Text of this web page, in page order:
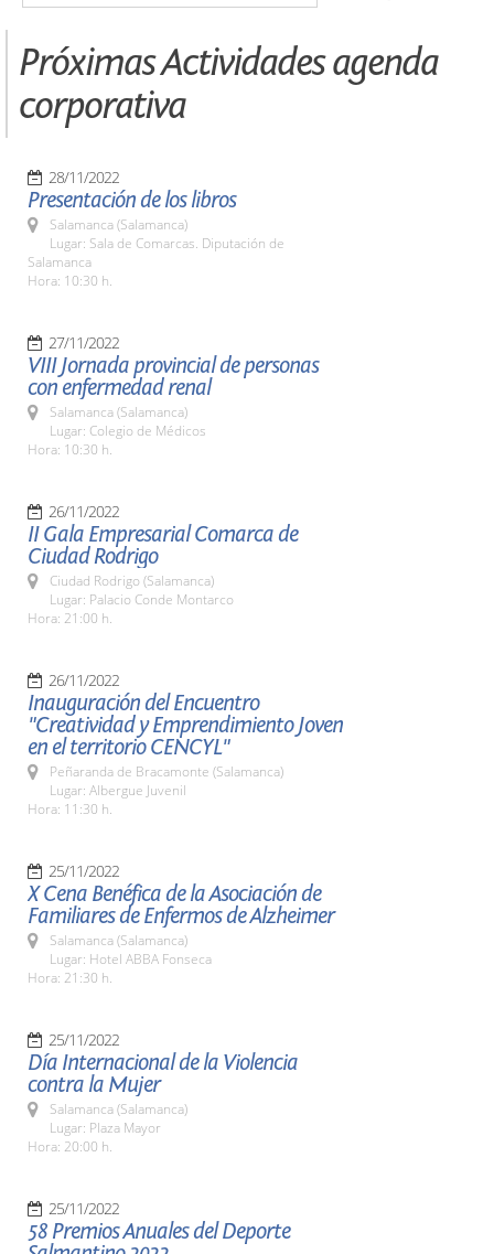
Próximas Actividades agenda
corporativa
28/11/2022
Presentación de los libros
Salamanca (Salamanca)
Lugar: Sala de Comarcas. Diputación de
Salamanca
Hora: 10:30 h.
27/11/2022
VIII Jornada provincial de personas
con enfermedad renal
Salamanca (Salamanca)
Lugar: Colegio de Médicos
Hora: 10:30 h.
26/11/2022
II Gala Empresarial Comarca de
Ciudad Rodrigo
Ciudad Rodrigo (Salamanca)
Lugar: Palacio Conde Montarco
Hora: 21:00 h.
26/11/2022
Inauguración del Encuentro
"Creatividad y Emprendimiento Joven
en el territorio CENCYL"
Peñaranda de Bracamonte (Salamanca)
Lugar: Albergue Juvenil
Hora: 11:30 h.
25/11/2022
X Cena Benéfica de la Asociación de
Familiares de Enfermos de Alzheimer
Salamanca (Salamanca)
Lugar: Hotel ABBA Fonseca
Hora: 21:30 h.
25/11/2022
Día Internacional de la Violencia
contra la Mujer
Salamanca (Salamanca)
Lugar: Plaza Mayor
Hora: 20:00 h.
25/11/2022
58 Premios Anuales del Deporte